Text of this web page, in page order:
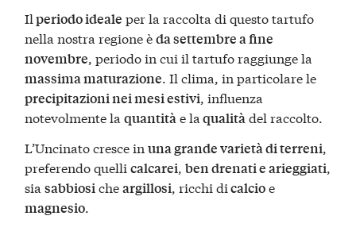
Ilperiodo ideale per la raccolta di questo tartufo
nella nostra regione èda settembre a fine
novembre, periodo in cui il tartufo raggiunge la
massima maturazione. Il clima, in particolare le
precipitazioni nei mesi estivi, influenza
notevolmente laquantitàe la qualitàdel raccolto​​.
L’Uncinato cresce inuna grande varietà di terreni,
preferendo quellicalcarei,ben drenati e arieggiati,
siasabbiosicheargillosi, ricchi dicalcioe
magnesio.